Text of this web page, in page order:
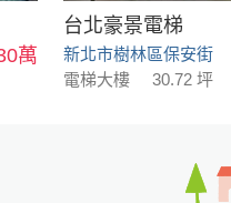
萬
台北豪景電梯
新北市樹林區保安街
電梯大樓 30.72 坪